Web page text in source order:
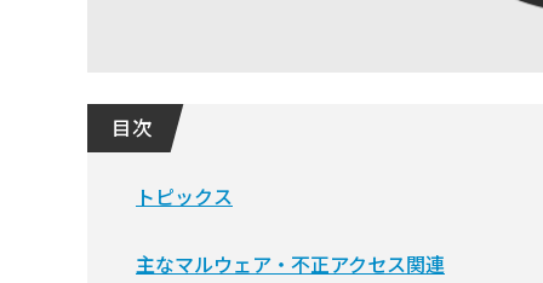
目 次
トピックス
主なマルウェア・不正アクセス関連